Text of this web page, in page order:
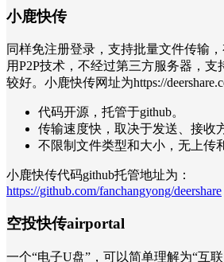
小鹿快传
同样免注册登录，支持批量文件传输
用P2P技术，不经过第三方服务器，
较好。小鹿快传网址为https://
代码开源，托管于github。
传输速度快，取决于发送、接收
不限制文件类型和大小，无上传
小鹿快传代码github托管地址为：
https://github.com/fanchangyong/deershare
空投快传airportal
一个“电子U盘”，可以简单理解为“互